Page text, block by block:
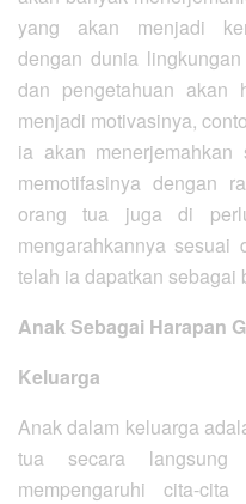
yang akan menjadi
dengan dunia
dan pengetahuan akan
menjadi motivasinya,
ia akan
memotifasinya dengan
orang tua juga di
mengarahkannya sesuai
telah ia dapatkan sebagai
Anak Sebagai Harapan
Keluarga
Anak dalam keluarga
tua secara
mempengaruhi cita-